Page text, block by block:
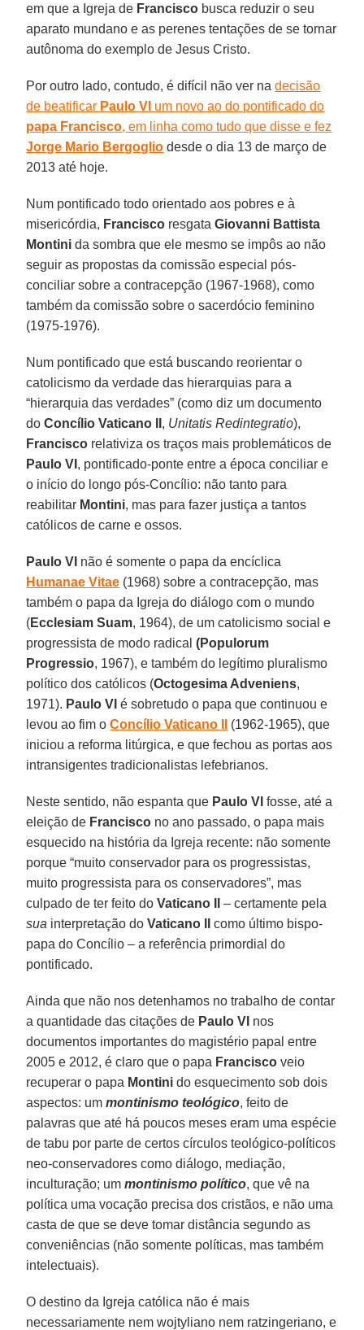
em que a Igreja de Francisco busca reduzir o seu
aparato mundano e as perenes tentações de se tornar
autônoma do exemplo de Jesus Cristo.
Por outro lado, contudo, é difícil não ver nadecisão
de beatificar Paulo VI um novo ao do pontificado do
papa Francisco, em linha como tudo que disse e fez
Jorge Mario Bergoglio desde o dia 13 de março de
2013 até hoje.
Num pontificado todo orientado aos pobres e à
misericórdia, Francisco resgataGiovanni Battista
Montini da sombra que ele mesmo se impôs ao não
seguir as propostas da comissão especial pós-
conciliar sobre a contracepção (1967-1968), como
também da comissão sobre o sacerdócio feminino
(1975-1976).
Num pontificado que está buscando reorientar o
catolicismo da verdade das hierarquias para a
“hierarquia das verdades” (como diz um documento
doConcílio Vaticano II , Unitatis Redintegratio),
Francisco relativiza os traços mais problemáticos de
Paulo VI , pontificado-ponte entre a época conciliar e
o início do longo pós-Concílio: não tanto para
reabilitar Montini, mas para fazer justiça a tantos
católicos de carne e ossos.
Paulo VI não é somente o papa da encíclica
Humanae Vitae (1968) sobre a contracepção, mas
também o papa da Igreja do diálogo com o mundo
(Ecclesiam Suam, 1964), de um catolicismo social e
progressista de modo radical(Populorum
Progressio, 1967), e também do legítimo pluralismo
político dos católicos (Octogesima Adveniens,
1971). Paulo VI é sobretudo o papa que continuou e
levou ao fim oConcílio Vaticano II
(1962-1965), que
iniciou a reforma litúrgica, e que fechou as portas aos
intransigentes tradicionalistas lefebrianos.
Neste sentido, não espanta que Paulo VI fosse, até a
eleição de Francisco no ano passado, o papa mais
esquecido na história da Igreja recente: não somente
porque “muito conservador para os progressistas,
muito progressista para os conservadores”, mas
culpado de ter feito doVaticano II
– certamente pela
sua interpretação doVaticano II
como último bispo-
papa do Concílio – a referência primordial do
pontificado.
Ainda que não nos detenhamos no trabalho de contar
a quantidade das citações de Paulo VI nos
documentos importantes do magistério papal entre
2005 e 2012, é claro que o papa Francisco veio
recuperar o papa Montini do esquecimento sob dois
aspectos: ummontinismo teológico, feito de
palavras que até há poucos meses eram uma espécie
de tabu por parte de certos círculos teológico-políticos
neo-conservadores como diálogo, mediação,
inculturação; ummontinismo político, que vê na
política uma vocação precisa dos cristãos, e não uma
casta de que se deve tomar distância segundo as
conveniências (não somente políticas, mas também
intelectuais).
O destino da Igreja católica não é mais
necessariamente nem wojtyliano nem ratzingeriano, e